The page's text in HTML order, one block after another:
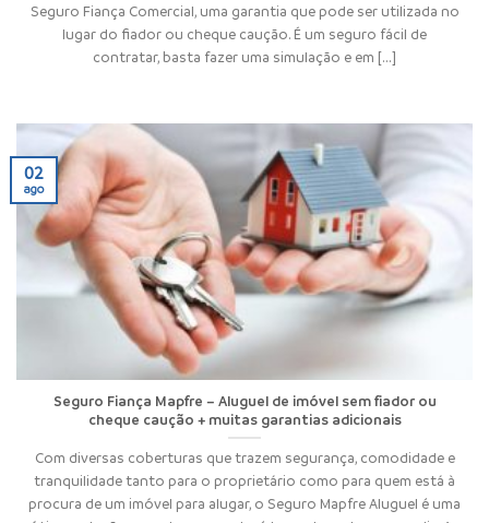
Seguro Fiança Comercial, uma garantia que pode ser utilizada no
lugar do fiador ou cheque caução. É um seguro fácil de
contratar, basta fazer uma simulação e em [...]
Seguro Fiança Mapfre – Aluguel de imóvel sem fiador ou
cheque caução + muitas garantias adicionais
Com diversas coberturas que trazem segurança, comodidade e
tranquilidade tanto para o proprietário como para quem está à
procura de um imóvel para alugar, o Seguro Mapfre Aluguel é uma
02
ago